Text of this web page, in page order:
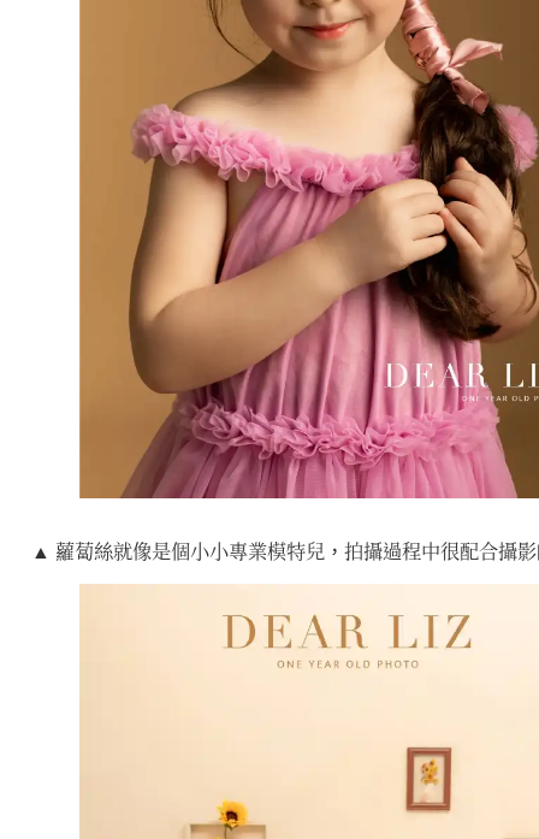
▲ 蘿蔔絲就像是個小小專業模特兒，拍攝過程中很配合攝